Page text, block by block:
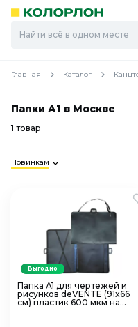
Ск
Ск
Главная Каталог
Папки А1 в Москве
1 товар
Новинкам
Папка A1 для чертежей и
рисунков deVENTE (91x66
см) пластик 600 мкм на
Выгодно